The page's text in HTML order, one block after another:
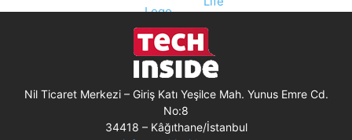
Nil Ticaret Merkezi – Giriş Katı Yeşilce Mah. Yunus Emre Cd.
No:8
34418 – Kâğıthane/İstanbul